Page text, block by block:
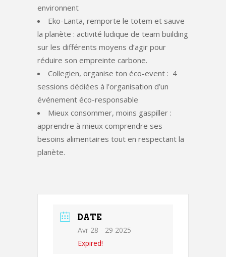
environnent
Eko-Lanta, remporte le totem et sauve
la planète : activité ludique de team building
sur les différents moyens d’agir pour
réduire son empreinte carbone.
Collegien, organise ton éco-event : 4
sessions dédiées à l’organisation d’un
événement éco-responsable
Mieux consommer, moins gaspiller :
apprendre à mieux comprendre ses
besoins alimentaires tout en respectant la
planète.
DATE
Avr 28 - 29 2025
Expired!